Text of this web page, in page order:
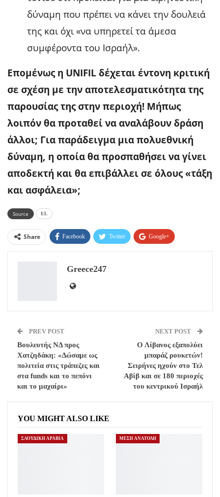
δύναμη που πρέπει να κάνει την δουλειά
της και όχι «να υπηρετεί τα άμεσα
συμφέροντα του Ισραήλ».
Επομένως η UNIFIL δέχεται έντονη κριτική
σε σχέση με την αποτελεσματικότητα της
παρουσίας της στην περιοχή! Μήπως
λοιπόν θα προταθεί να αναλάβουν δράση
άλλοι; Για παράδειγμα μια πολυεθνική
δύναμη, η οποία θα προσπαθήσει να γίνει
αποδεκτή και θα επιβάλλει σε όλους «τάξη
και ασφάλεια»;
Source EL
Share Facebook Twitter Google+
Greece247
PREV POST
Βουλευτής ΝΔ προς
Χατζηδάκη: «Δώσαμε ως
πολιτεία στις τράπεζες και
στα funds και το πεπόνι
και το μαχαίρι»
NEXT POST
Ο Λίβανος εξαπολύει
μπαράζ ρουκετών!
Σειρήνες ηχούν στο Τελ
Αβίβ και σε 180 περιοχές
του κεντρικού Ισραήλ
YOU MIGHT ALSO LIKE
ΣΑΟΥΔΙΚΗ ΑΡΑΒΙΑ ΜΕΣΗ ΑΝΑΤΟΛΗ